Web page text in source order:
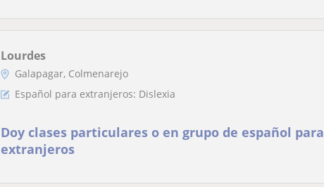
Lourdes
Galapagar, Colmenarejo
Español para extranjeros: Dislexia
Doy clases particulares o en grupo de español para
extranjeros